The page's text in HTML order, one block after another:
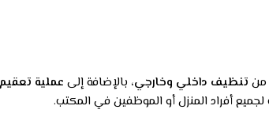
من تنظيف داخلي وخارجي، بالإضافة إلى عملية تعقيم
لجميع أفراد المنزل أو الموظفين في المكتب.